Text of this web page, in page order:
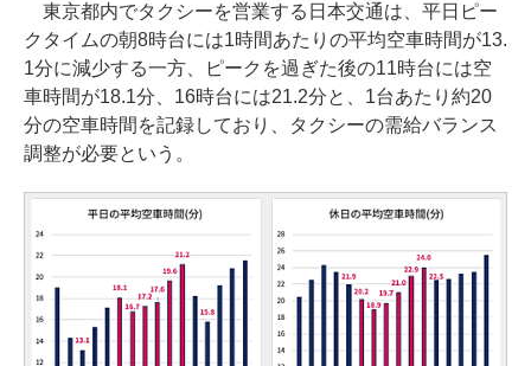
東京都内でタクシーを営業する日本交通は、平日ピー
クタイムの朝8時台には1時間あたりの平均空車時間が13.
1分に減少する一方、ピークを過ぎた後の11時台には空
車時間が18.1分、16時台には21.2分と、1台あたり約20
分の空車時間を記録しており、タクシーの需給バランス
調整が必要という。